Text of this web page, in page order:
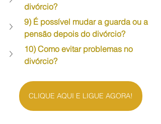
divórcio?
9) É possível mudar a guarda ou a
pensão depois do divórcio?
10) Como evitar problemas no
divórcio?
CLIQUE AQUI E LIGUE AGORA!